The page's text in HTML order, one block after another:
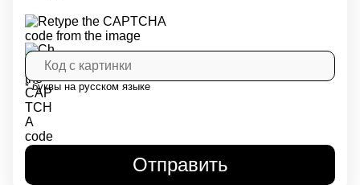
* буквы на русском языке